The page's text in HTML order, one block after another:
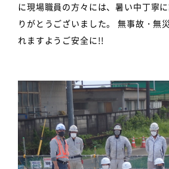
に現場職員の方々には、暑い中丁寧
りがとうございました。 無事故・無
れますようご安全に!!